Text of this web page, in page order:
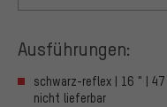
Ausführungen:
schwarz-reflex | 16 " |
nicht lieferbar